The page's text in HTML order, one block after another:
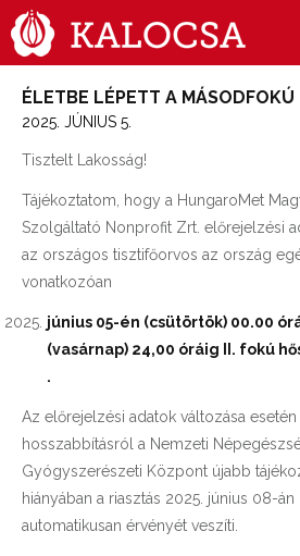
ÉLETBE LÉPETT A MÁSODFOKÚ
2025. JÚNIUS 5.
Tisztelt Lakosság!
Tájékoztatom, hogy a HungaroMet
Szolgáltató Nonprofit Zrt. előrejelzési
az országos tisztifőorvos az ország
vonatkozóan
június 05-én (csütörtök) 00.00
(vasárnap) 24,00 óráig II. fokú
.
Az előrejelzési adatok változása
hosszabbításról a Nemzeti
Gyógyszerészeti Központ újabb
hiányában a riasztás 2025. június 08-
automatikusan érvényét veszíti.